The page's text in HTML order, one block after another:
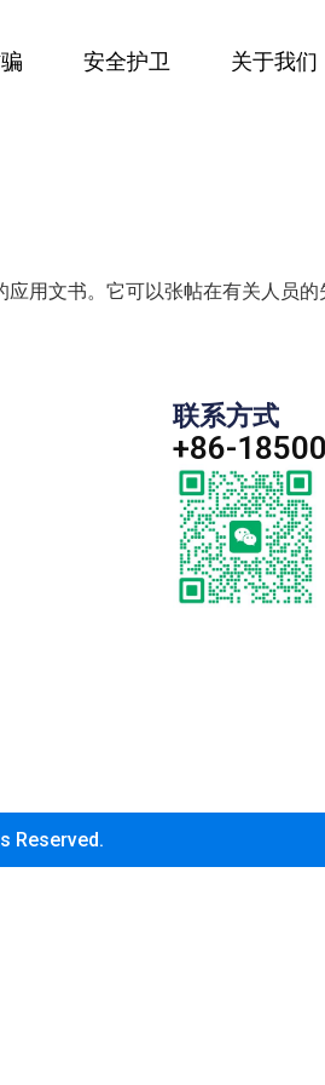
安全护卫 关于我们
用文书。它可以张帖在有关人员
联系方式
+86-
Reserved.